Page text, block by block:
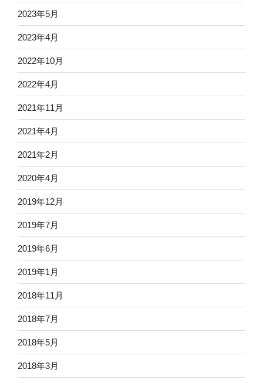
2023年5月
2023年4月
2022年10月
2022年4月
2021年11月
2021年4月
2021年2月
2020年4月
2019年12月
2019年7月
2019年6月
2019年1月
2018年11月
2018年7月
2018年5月
2018年3月